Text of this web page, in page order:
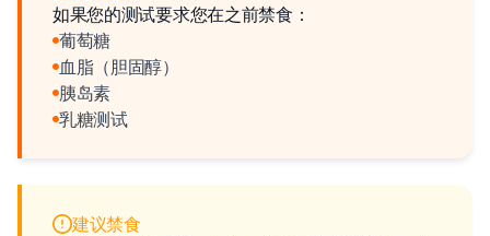
如果您的测试要求您在之前禁食：
葡萄糖
血脂（胆固醇）
胰岛素
乳糖测试
建议禁食